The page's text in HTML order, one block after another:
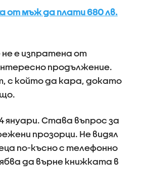
от мъж да плати 680 лв.
не е изпратена от
продължение.
с който да кара, докато
януари. Става въпрос за
прозорци. Не видял
по-късно с телефонно
да върне книжката в